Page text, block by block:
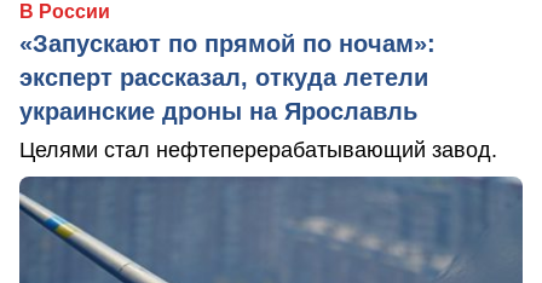
В России
«Запускают по прямой по ночам»:
эксперт рассказал, откуда летели
украинские дроны на Ярославль
Целями стал нефтеперерабатывающий завод.